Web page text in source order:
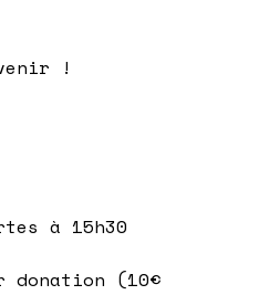
!
à 15h30
(10€